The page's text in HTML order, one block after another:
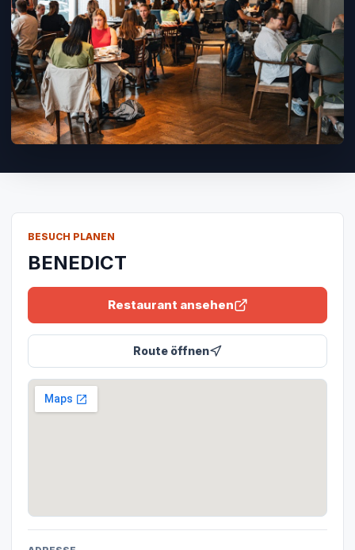
BESUCH PLANEN
BENEDICT
Restaurant ansehen
Route öffnen